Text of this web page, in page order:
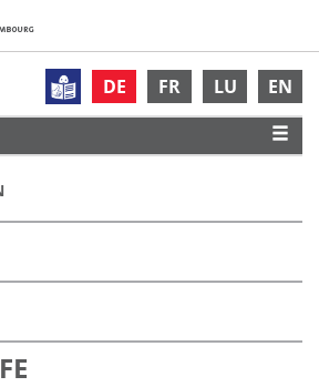
DE FR LU EN